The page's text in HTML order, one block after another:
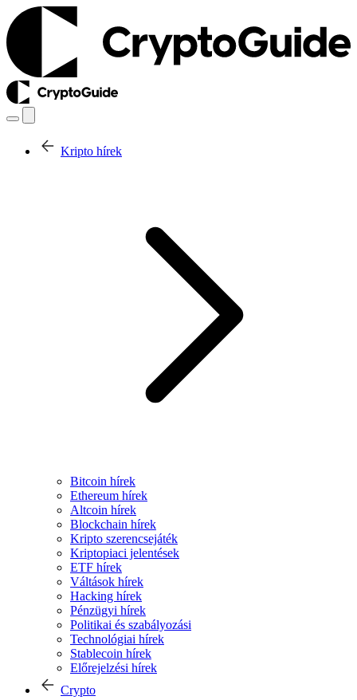
Kripto hírek
Bitcoin hírek
Ethereum hírek
Altcoin hírek
Blockchain hírek
Kripto szerencsejáték
Kriptopiaci jelentések
ETF hírek
Váltások hírek
Hacking hírek
Pénzügyi hírek
Politikai és szabályozási
Technológiai hírek
Stablecoin hírek
Előrejelzési hírek
Crypto